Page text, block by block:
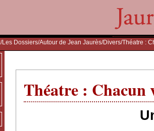
/Les Dossiers/Autour de Jean Jaurès/Divers/Théatre :
Théatre : Chacun